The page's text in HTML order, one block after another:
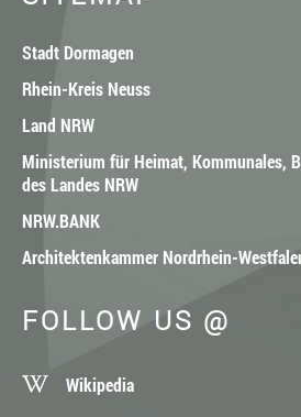
Stadt Dormagen
Rhein-Kreis Neuss
Land NRW
Ministerium für Heimat, Kommunales,
des Landes NRW
NRW.BANK
Architektenkammer Nordrhein-
FOLLOW US @
Wikipedia